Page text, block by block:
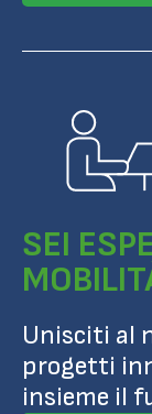
SEI
Unisciti al
progetti
insieme il